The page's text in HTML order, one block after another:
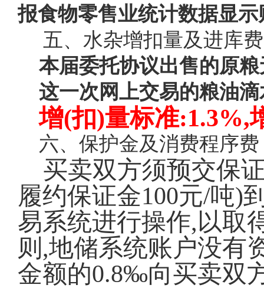
报食物零售业统计数据显
五、水杂增扣量及进库费
本届委托协议出售的原
这一次网上交易的粮油
增(扣)量标准:1.3%,
六、保护金及消费程序费
买卖双方须预交保
履约保证金100元/吨)
易系统进行操作,以取
则,地储系统账户没有
金额的0.8‰向买卖双